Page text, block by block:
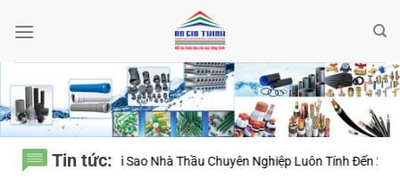
qua
Tin tức:
Sao Nhà Thầu Chuyên Nghiệp Luôn Tính Đến 20 Năm Sử Dụng Thay